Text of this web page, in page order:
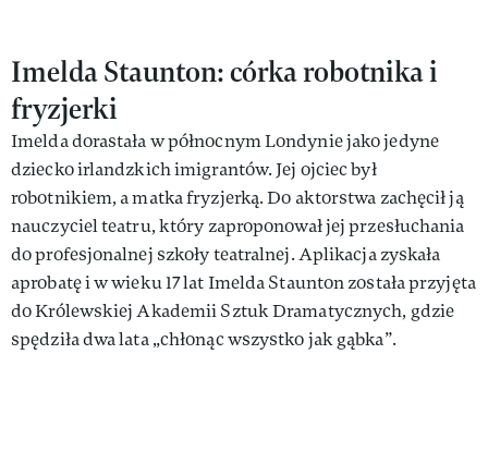
Imelda Staunton: córka robotnika i
fryzjerki
Imelda dorastała w północnym Londynie jako jedyne
dziecko irlandzkich imigrantów. Jej ojciec był
robotnikiem, a matka fryzjerką. Do aktorstwa zachęcił ją
nauczyciel teatru, który zaproponował jej przesłuchania
do profesjonalnej szkoły teatralnej. Aplikacja zyskała
aprobatę i w wieku 17 lat Imelda Staunton została przyjęta
do Królewskiej Akademii Sztuk Dramatycznych, gdzie
spędziła dwa lata „chłonąc wszystko jak gąbka”.